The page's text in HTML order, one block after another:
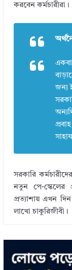
করবেন কর্মচারীরা।
জন্য
সরকারি
নতুন পে-স্কেলের
প্রত্যাশায় এখন
লাখো চাকুরিজীবী।